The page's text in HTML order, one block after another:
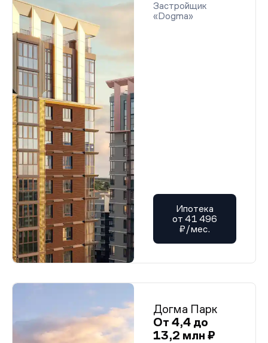
Застройщик
«Dogma»
Ипотека
от 41 496
₽/мес.
Догма Парк
От 4,4 до
13,2 млн ₽